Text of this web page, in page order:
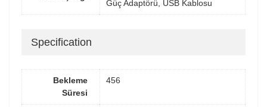
Güç Adaptörü, USB Kablosu
Specification
Bekleme
Süresi
456